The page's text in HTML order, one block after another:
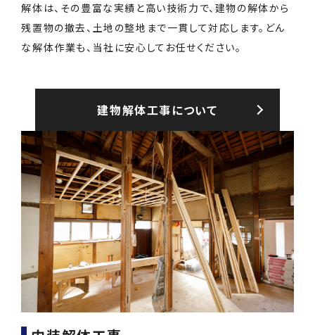
解体は、その豊富な実績と高い技術力で、建物の解体から
残置物の撤去、土地の整地まで一貫して対応します。どん
な解体作業も、当社に安心してお任せください。
建物解体⼯事について